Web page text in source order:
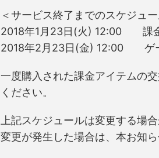
＜サービス終了までのスケジュー
2018年1月23日(火) 12:00 課
2018年2月23日(金) 12:00 ゲ
一度購入された課金アイテムの
ください。
上記スケジュールは変更する場合
変更が発生した場合は、本お知